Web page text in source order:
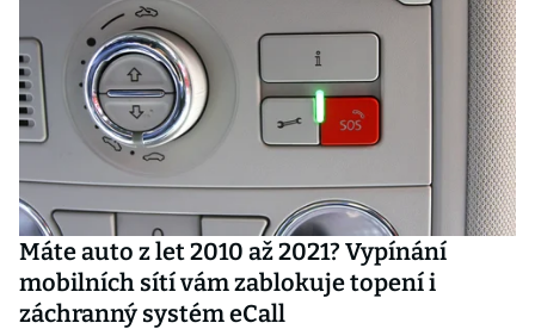
Máte auto z let 2010 až 2021? Vypínání
mobilních sítí vám zablokuje topení i
záchranný systém eCall